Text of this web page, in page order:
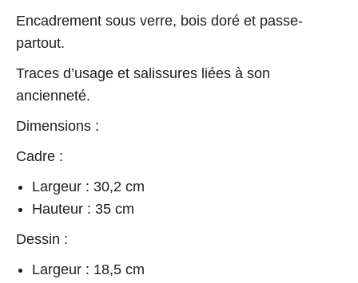
Encadrement sous verre, bois doré et passe-
partout.
Traces d’usage et salissures liées à son
ancienneté.
Dimensions :
Cadre :
Largeur : 30,2 cm
Hauteur : 35 cm
Dessin :
Largeur : 18,5 cm